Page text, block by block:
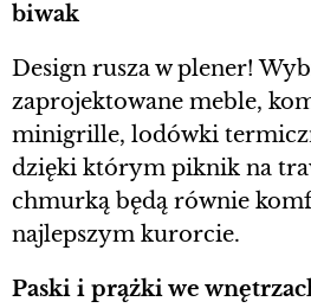
biwak
Design rusza w plener!
zaprojektowane meble,
minigrille, lodówki
dzięki którym piknik na
chmurką będą równie
najlepszym kurorcie.
Paski i prążki we